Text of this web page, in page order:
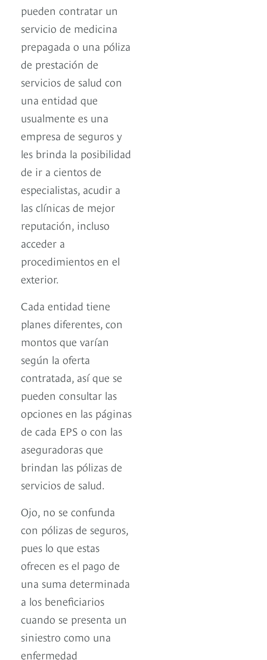
pueden contratar un
servicio de medicina
prepagada o una póliza
de prestación de
servicios de salud con
una entidad que
usualmente es una
empresa de seguros y
les brinda la posibilidad
de ir a cientos de
especialistas, acudir a
las clínicas de mejor
reputación, incluso
acceder a
procedimientos en el
exterior.
Cada entidad tiene
planes diferentes, con
montos que varían
según la oferta
contratada, así que se
pueden consultar las
opciones en las páginas
de cada EPS o con las
aseguradoras que
brindan las pólizas de
servicios de salud.
Ojo, no se confunda
con pólizas de seguros,
pues lo que estas
ofrecen es el pago de
una suma determinada
a los beneficiarios
cuando se presenta un
siniestro como una
enfermedad